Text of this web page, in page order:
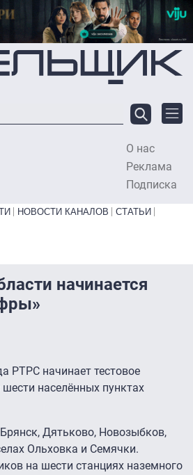
содержанию
О нас
Реклама
Подписка
НОВОСТИ КАНАЛОВ
СТАТЬИ
начинается
РТРС начинает тестовое
населённых пунктах
Дятьково, Новозыбков,
Ольховка и Семячки.
на шести станциях наземного